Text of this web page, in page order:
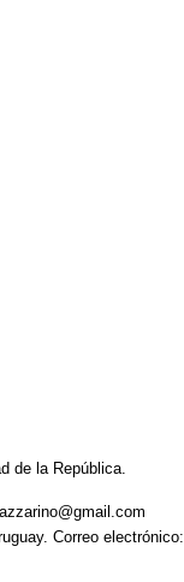
de la República.
Correo electrónico: